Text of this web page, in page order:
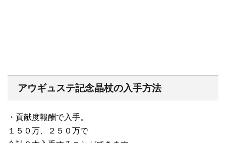
アウギュステ記念晶杖の入手方法
・貢献度報酬で入手。
１５０万、２５０万で